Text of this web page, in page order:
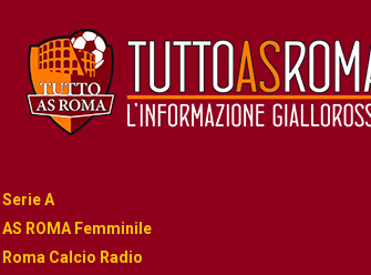
Serie A
AS ROMA Femminile
Roma Calcio Radio